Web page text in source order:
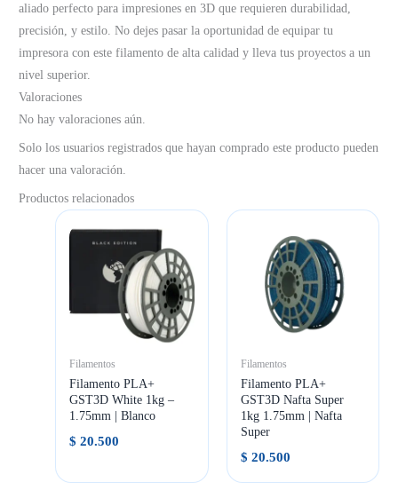
aliado perfecto para impresiones en 3D que requieren durabilidad,
precisión, y estilo. No dejes pasar la oportunidad de equipar tu
impresora con este filamento de alta calidad y lleva tus proyectos a un
nivel superior.
Valoraciones
No hay valoraciones aún.
Solo los usuarios registrados que hayan comprado este producto pueden
hacer una valoración.
Productos relacionados
Filamentos
Filamento PLA+
GST3D White 1kg –
1.75mm | Blanco
$ 20.500
Filamentos
Filamento PLA+
GST3D Nafta Super
1kg 1.75mm | Nafta
Super
$ 20.500